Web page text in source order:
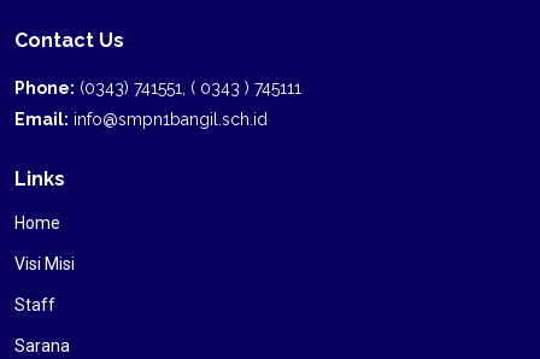
Contact Us
Phone: (0343) 741551, ( 0343 ) 745111
Email: info@smpn1bangil.sch.id
Links
Home
Visi Misi
Staff
Sarana